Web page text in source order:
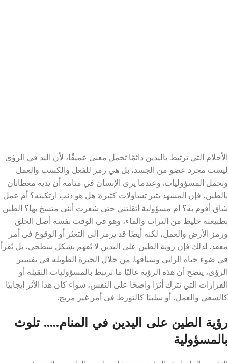
الأحلام التي ترتبط باليدين دائمًا تحمل معنى عميقًا، لأن اليد في الرؤى
ليست مجرد عضو من الجسد، بل هي رمز للفعل والكسب والعمل
وتحمل المسؤوليات. وعندما يرى الإنسان في منامه أن يديه مغطاتان
بالطين، فإن المشهد يثير تساؤلات كثيرة: هل هو ذنب ارتكبته؟ أم عمل
شاق أقوم به؟ أم مسؤولية أثقلتني حتى شعرت أنني متسخ بها؟ الطين
بطبيعته خليط من التراب والماء، وهو في الوقت نفسه أصل الخلق
ورمز الأرض والعمل، لكنه أيضًا قد يرمز إلى التعثر أو الوقوع في أمر
معقد. لذلك فإن رؤية الطين على اليدين لا تُفهم بشكل سطحي، بل تُقرأ
في ضوء حياة الرائي وسياقها. من خلال الخبرة الطويلة في تفسير
الرؤى، يتضح أن هذه الرؤية غالبًا ما ترتبط بالمسؤوليات الثقيلة أو
القرارات التي تترك أثرًا واضحًا على النفس، سواء كان هذا الأثر إيجابيًا
كالسعي والعمل، أو سلبيًا كالتورط في أمر غير مريح.
رؤية الطين على اليدين في المنام….. تلوث
بالمسؤولية